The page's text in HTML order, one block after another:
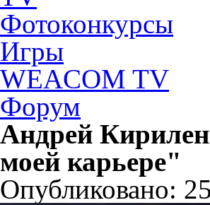
Фотоконкурсы
Игры
WEACOM TV
Форум
Андрей
моей карьере"
Опубликовано: